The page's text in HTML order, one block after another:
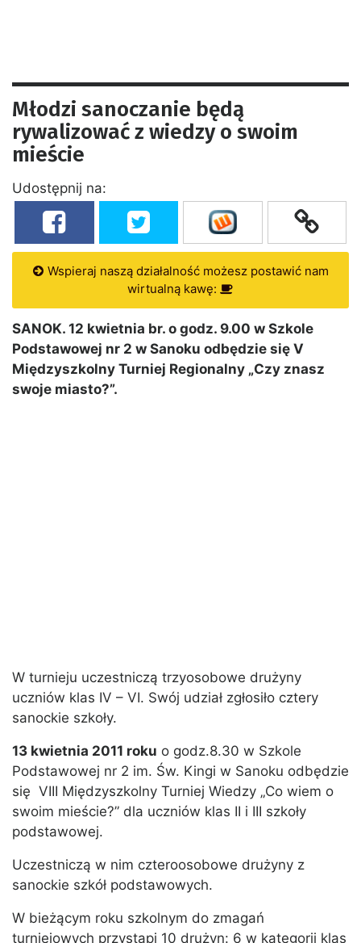
Młodzi sanoczanie będą
rywalizować z wiedzy o swoim
mieście
Udostępnij na:
Wspieraj naszą działalność możesz postawić nam
wirtualną kawę:
SANOK. 12 kwietnia br. o godz. 9.00 w Szkole
Podstawowej nr 2 w Sanoku odbędzie się V
Międzyszkolny Turniej Regionalny „Czy znasz
swoje miasto?”.
W turnieju uczestniczą trzyosobowe drużyny
uczniów klas IV – VI. Swój udział zgłosiło cztery
sanockie szkoły.
13 kwietnia 2011 roku o godz.8.30 w Szkole
Podstawowej nr 2 im. Św. Kingi w Sanoku odbędzie
się VIII Międzyszkolny Turniej Wiedzy „Co wiem o
swoim mieście?” dla uczniów klas II i III szkoły
podstawowej.
Uczestniczą w nim czteroosobowe drużyny z
sanockie szkół podstawowych.
W bieżącym roku szkolnym do zmagań
turniejowych przystąpi 10 drużyn: 6 w kategorii klas